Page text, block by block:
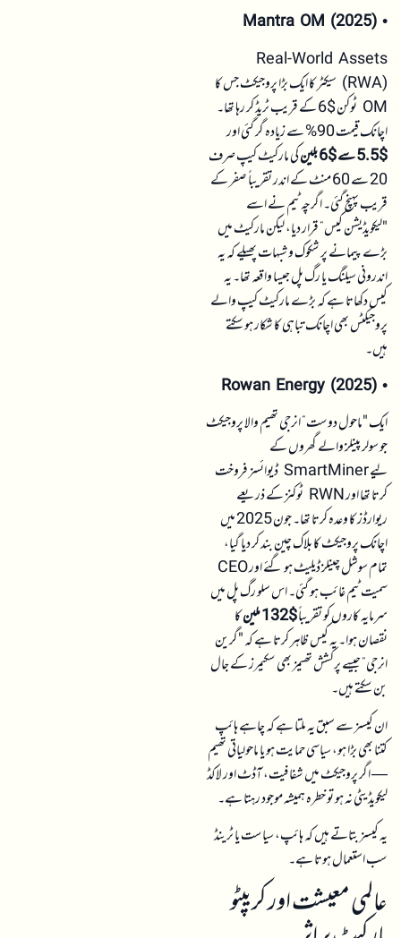
•
Mantra OM (2025)
Real-World Assets
(RWA) سیکٹر کا ایک بڑا پروجیکٹ جس کا
OM ٹوکن $6 کے قریب ٹریڈ کر رہا تھا۔
اچانک قیمت 90% سے زیادہ گر گئی اور
$5.5 سے $6 بلین
کی مارکیٹ کیپ صرف
20 سے 60 منٹ کے اندر تقریباً صفر کے
قریب پہنچ گئی۔ اگرچہ ٹیم نے اسے
"لیکویڈیشن کیس” قرار دیا، لیکن مارکیٹ میں
بڑے پیمانے پر شکوک و شبہات پھیلے کہ یہ
اندرونی سیلنگ یا رگ پل جیسا واقعہ تھا۔ یہ
کیس دکھاتا ہے کہ بڑے مارکیٹ کیپ والے
پروجیکٹس بھی اچانک تباہی کا شکار ہو سکتے
ہیں۔
•
Rowan Energy (2025)
ایک "ماحول دوست” انرجی تھیم والا پروجیکٹ
جو سولر پینلز والے گھروں کے
لیے SmartMiner ڈیوائسز فروخت
کرتا تھا اور RWN ٹوکنز کے ذریعے
ریوارڈز کا وعدہ کرتا تھا۔ جون 2025 میں
اچانک پروجیکٹ کا بلاک چین بند کر دیا گیا،
تمام سوشل چینلز ڈیلیٹ ہو گئے اور CEO
سمیت ٹیم غائب ہو گئی۔ اس سلو رگ پل میں
سرمایہ کاروں کو تقریباً$132 ملین
کا
نقصان ہوا۔ یہ کیس ظاہر کرتا ہے کہ "گرین
انرجی” جیسے پرکشش تھیمز بھی سکیمرز کے جال
بن سکتے ہیں۔
ان کیسز سے سبق یہ ملتا ہے کہ چاہے ہائپ
کتنا بھی بڑا ہو، سیاسی حمایت ہو یا ماحولیاتی تھیم
— اگر پروجیکٹ میں شفافیت، آڈٹ اور لاکڈ
لیکویڈیٹی نہ ہو تو خطرہ ہمیشہ موجود رہتا ہے۔
یہ کیسز بتاتے ہیں کہ ہائپ، سیاست یا ٹرینڈ
سب استعمال ہوتا ہے۔
عالمی معیشت اور کریپٹو